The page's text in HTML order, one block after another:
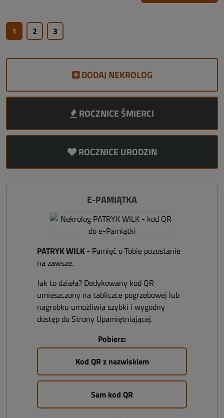
1 2 3
DODAJ NEKROLOG
ROCZNICE ŚMIERCI
ROCZNICE URODZIN
E-PAMIĄTKA
PATRYK WILK - Pamięć o Tobie pozostanie
na zawsze.
Jak to działa? Dedykowany kod QR
umieszczony na tabliczce pogrzebowej lub
nagrobku umożliwia szybki i wygodny
dostęp do Strony Upamiętniającej.
Pobierz:
Kod QR z nazwiskiem
Sam kod QR